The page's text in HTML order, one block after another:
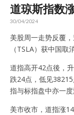
道琼斯指数
30/04/2024
美股周一走势反覆
（TSLA）获中国取
道指高开42点後，
跌24点，低见
指与标指盘中亦一度
美市收市，道指涨